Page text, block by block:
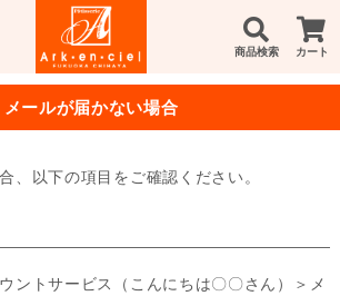
商品検索 カート
メールが届かない場合
、以下の項目をご確認ください。
ントサービス（こんにちは〇〇さん）＞メ